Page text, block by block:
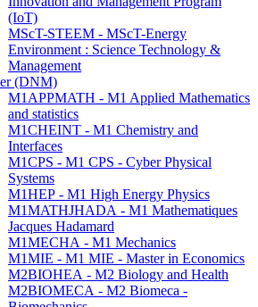
(IoT)
MScT-STEEM - MScT-Energy
Environment : Science Technology &
Management
(DNM)
M1APPMATH - M1 Applied Mathematics
and statistics
M1CHEINT - M1 Chemistry and
Interfaces
M1CPS - M1 CPS - Cyber Physical
Systems
M1HEP - M1 High Energy Physics
M1MATHJHADA - M1 Mathematiques
Jacques Hadamard
M1MECHA - M1 Mechanics
M1MIE - M1 MIE - Master in Economics
M2BIOHEA - M2 Biology and Health
M2BIOMECA - M2 Biomeca -